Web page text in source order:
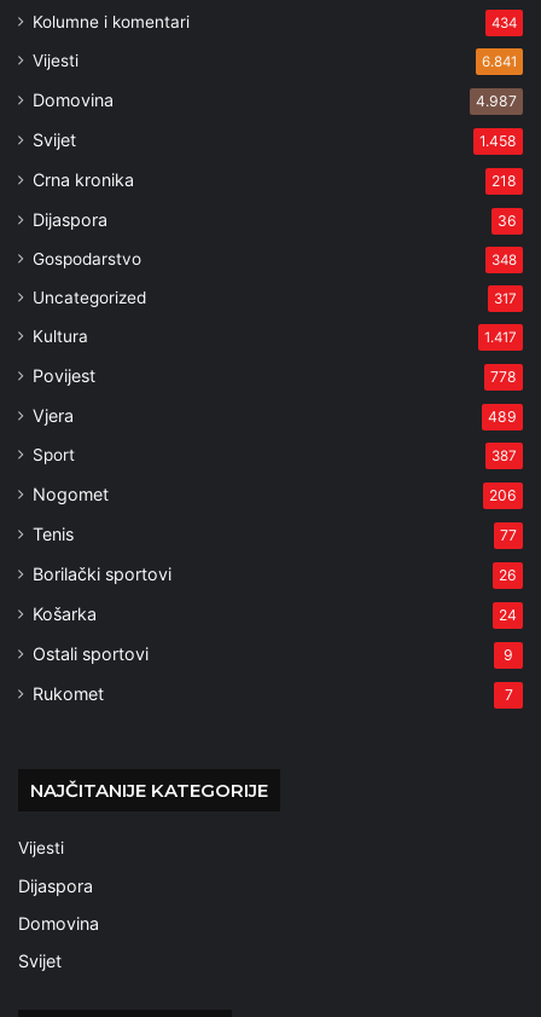
Kolumne i komentari 434
Vijesti 6.841
Domovina 4.987
Svijet 1.458
Crna kronika 218
Dijaspora 36
Gospodarstvo 348
Uncategorized 317
Kultura 1.417
Povijest 778
Vjera 489
Sport 387
Nogomet 206
Tenis 77
Borilački sportovi 26
Košarka 24
Ostali sportovi 9
Rukomet 7
NAJČITANIJE KATEGORIJE
Vijesti
Dijaspora
Domovina
Svijet